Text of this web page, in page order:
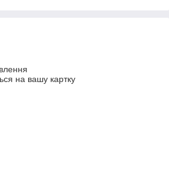
на вашу картку